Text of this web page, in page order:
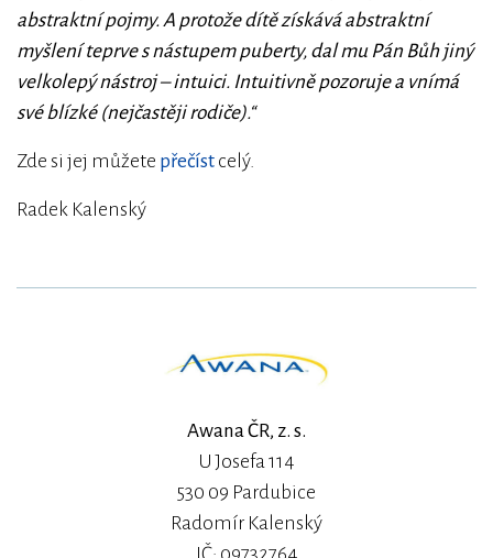
abstraktní pojmy. A protože dítě získává abstraktní
myšlení teprve s nástupem puberty, dal mu Pán Bůh jiný
velkolepý nástroj – intuici. Intuitivně pozoruje a vnímá
své blízké (nejčastěji rodiče).“
Zde si jej můžete přečíst celý.
Radek Kalenský
Awana ČR, z. s.
U Josefa 114
530 09 Pardubice
Radomír Kalenský